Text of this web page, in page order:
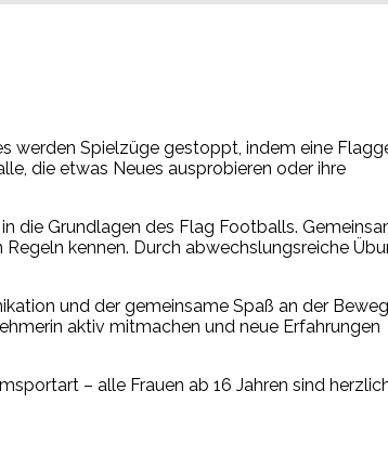
werden Spielzüge gestoppt, indem eine
die etwas Neues ausprobieren oder ihre
die Grundlagen des Flag Footballs.
kennen. Durch abwechslungsreiche
und der gemeinsame Spaß an der
aktiv mitmachen und neue Erfahrungen
– alle Frauen ab 16 Jahren sind